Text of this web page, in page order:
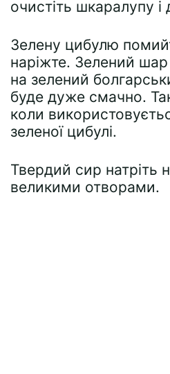
очистіть шкаралупу і
Зелену цибулю
наріжте. Зелений
на зелений
буде дуже смачно.
коли
зеленої цибулі.
Твердий сир натріть
великими отворами.